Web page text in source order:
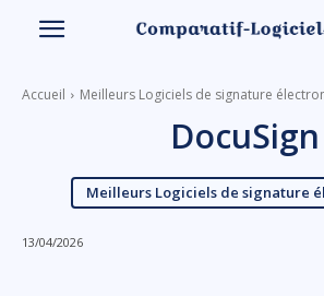
Accueil Meilleurs Logiciels de signature
DocuSign
Meilleurs Logiciels de signature
13/04/2026